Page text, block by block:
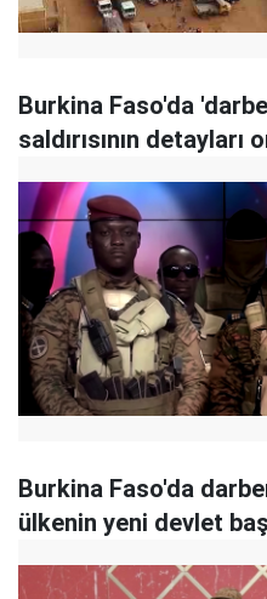
Burkina Faso'da
saldırısının detayları
Burkina Faso'da
ülkenin yeni devlet